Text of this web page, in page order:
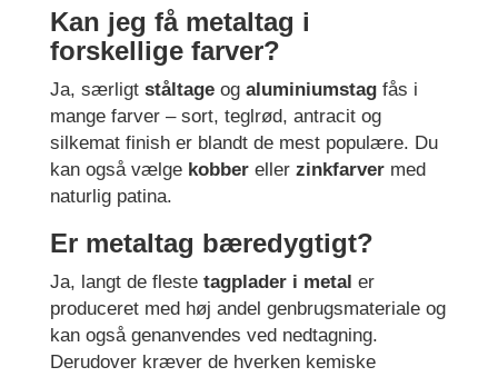
Kan jeg få metaltag i
forskellige farver?
Ja, særligt ståltageog aluminiumstagfås i
mange farver – sort, teglrød, antracit og
silkemat finish er blandt de mest populære. Du
kan også vælge kobbereller zinkfarvermed
naturlig patina.
Er metaltag bæredygtigt?
Ja, langt de fleste tagplader i metal er
produceret med høj andel genbrugsmateriale og
kan også genanvendes ved nedtagning.
Derudover kræver de hverken kemiske